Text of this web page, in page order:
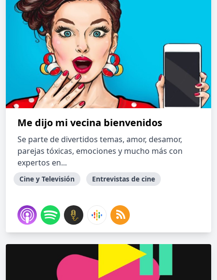
Me dijo mi vecina bienvenidos
Se parte de divertidos temas, amor, desamor,
parejas tóxicas, emociones y mucho más con
expertos en...
Cine y Televisión Entrevistas de cine